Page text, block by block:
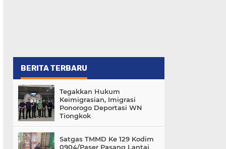
BERITA TERBARU
Tegakkan Hukum
Keimigrasian, Imigrasi
Ponorogo Deportasi WN
Tiongkok
Satgas TMMD Ke 129 Kodim
0904/Paser Pasang Lantai